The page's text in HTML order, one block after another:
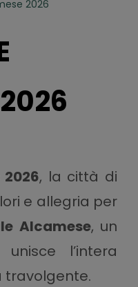
2026
, la città di
e allegria per
Alcamese, un
l’intera
travolgente.